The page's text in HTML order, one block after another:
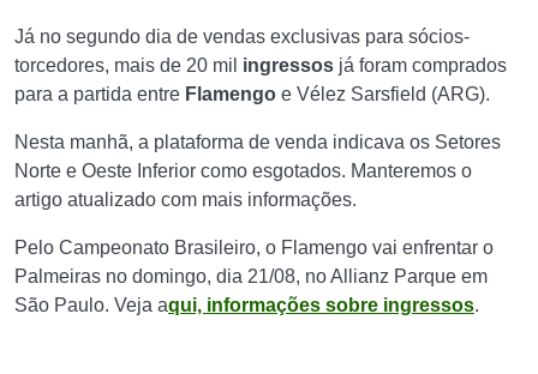
Já no segundo dia de vendas exclusivas para sócios-
torcedores, mais de 20 mil ingressos já foram comprados
para a partida entre Flamengo e Vélez Sarsfield (ARG).
Nesta manhã, a plataforma de venda indicava os Setores
Norte e Oeste Inferior como esgotados. Manteremos o
artigo atualizado com mais informações.
Pelo Campeonato Brasileiro, o Flamengo vai enfrentar o
Palmeiras no domingo, dia 21/08, no Allianz Parque em
São Paulo. Veja aqui, informações sobre ingressos.